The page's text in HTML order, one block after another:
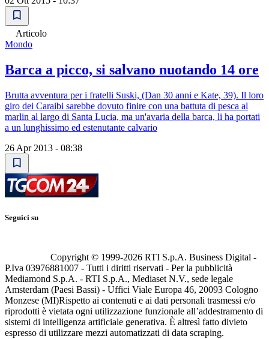
Articolo
Mondo
Barca a picco, si salvano nuotando 14 ore
Brutta avventura per i fratelli Suski, (Dan 30 anni e Kate, 39). Il loro
giro dei Caraibi sarebbe dovuto finire con una battuta di pesca al
marlin al largo di Santa Lucia, ma un'avaria della barca, li ha portati
a un lunghissimo ed estenutante calvario
26 Apr 2013 - 08:38
Seguici su
Copyright © 1999-2026 RTI S.p.A. Business Digital -
P.Iva 03976881007 - Tutti i diritti riservati - Per la pubblicità
Mediamond S.p.A. - RTI S.p.A., Mediaset N.V., sede legale
Amsterdam (Paesi Bassi) - Uffici Viale Europa 46, 20093 Cologno
Monzese (MI)Rispetto ai contenuti e ai dati personali trasmessi e/o
riprodotti è vietata ogni utilizzazione funzionale all’addestramento di
sistemi di intelligenza artificiale generativa. È altresì fatto divieto
espresso di utilizzare mezzi automatizzati di data scraping.